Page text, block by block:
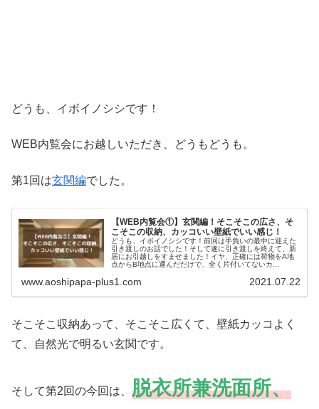
どうも、イボイノシシです！
WEB内覧会にお越しいただき、どうもどうも。
第1回は玄関編でした。
【WEB内覧会①】玄関編！そこそこの広さ、そ
こそこの収納、カッコいい壁紙でいい感じ！
どうも、イボイノシシです！前回は手負いの最中に迎えた
引き渡しのお話でした！そして遂に引き渡しを終えて、新
居にお引越しをすませました！イヤ、正確には荷物をA地
点からB地点に運んだだけで、全く片付いてないカ...
www.aoshipapa-plus1.com 2021.07.22
そこそこ収納あって、そこそこ広くて、壁紙カッコよく
て、自然光で明るい玄関です。
そして第2回の今回は、 脱衣所兼洗面所、